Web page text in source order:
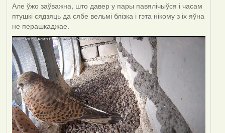
Але ўжо заўважна, што давер у пары павялічыўся і часам
птушкі сядзяць да сябе вельмі блізка і гэта нікому з іх яўна
не перашкаджае.